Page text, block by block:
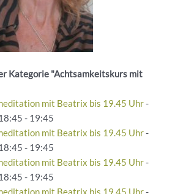
Kategorie "Achtsamkeitskurs mit
mit Beatrix bis 19.45 Uhr-
- 19:45
mit Beatrix bis 19.45 Uhr-
- 19:45
mit Beatrix bis 19.45 Uhr-
- 19:45